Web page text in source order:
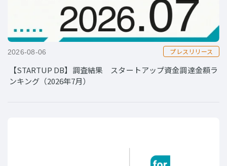
2026-08-06 プレスリリース
【STARTUP DB】調査結果 スタートアップ資金調達金額ラ
ンキング（2026年7月）